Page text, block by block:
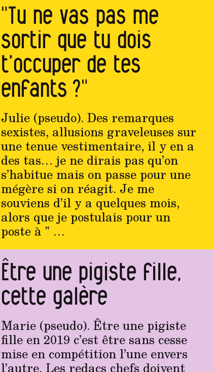
"Tu ne vas pas me
sortir que tu dois
t’occuper de tes
enfants ?"
Julie (pseudo). Des remarques
sexistes, allusions graveleuses sur
une tenue vestimentaire, il y en a
des tas… je ne dirais pas qu’on
s’habitue mais on passe pour une
mégère si on réagit. Je me
souviens d’il y a quelques mois,
alors que je postulais pour un
poste à " …
Être une pigiste fille,
cette galère
Marie (pseudo). Être une pigiste
fille en 2019 c’est être sans cesse
mise en compétition l’une envers
l’autre. Les redacs chefs doivent